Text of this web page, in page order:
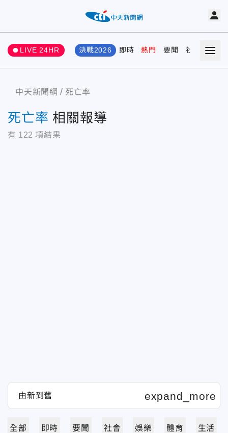
LIVE 24HR 決戰2026 即時 熱門 要聞 社會 娛樂
中天新聞網 死亡率
死亡率 相關報導
有 122 項結果
全部 即時 要聞 社會 娛樂 體育 生活